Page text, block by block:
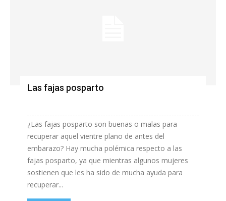
Las fajas posparto
¿Las fajas posparto son buenas o malas para
recuperar aquel vientre plano de antes del
embarazo? Hay mucha polémica respecto a las
fajas posparto, ya que mientras algunos mujeres
sostienen que les ha sido de mucha ayuda para
recuperar...